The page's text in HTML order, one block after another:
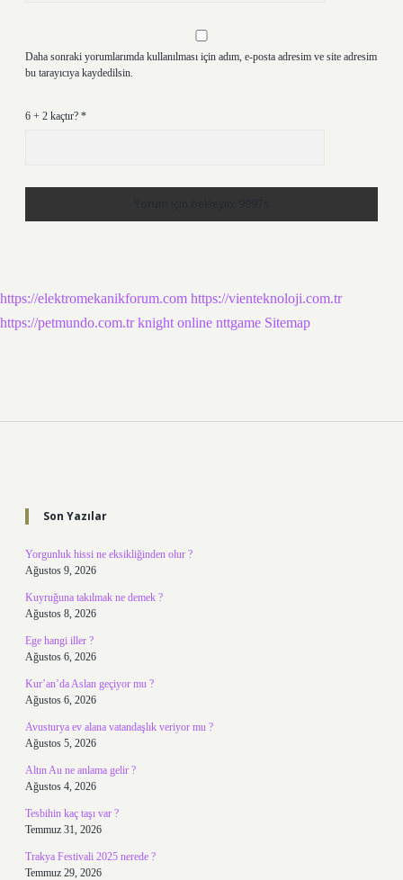
Daha sonraki yorumlarımda kullanılması için adım, e-posta adresim ve site adresim
bu tarayıcıya kaydedilsin.
6 + 2 kaçtır? *
https://elektromekanikforum.com https://vienteknoloji.com.tr
https://petmundo.com.tr knight online nttgame Sitemap
Son Yazılar
Yorgunluk hissi ne eksikliğinden olur ?
Ağustos 9, 2026
Kuyruğuna takılmak ne demek ?
Ağustos 8, 2026
Ege hangi iller ?
Ağustos 6, 2026
Kur’an’da Aslan geçiyor mu ?
Ağustos 6, 2026
Avusturya ev alana vatandaşlık veriyor mu ?
Ağustos 5, 2026
Altın Au ne anlama gelir ?
Ağustos 4, 2026
Tesbihin kaç taşı var ?
Temmuz 31, 2026
Trakya Festivali 2025 nerede ?
Temmuz 29, 2026